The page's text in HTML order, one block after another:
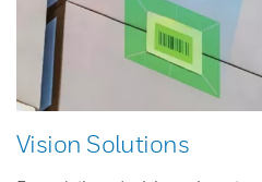
Vision Solutions